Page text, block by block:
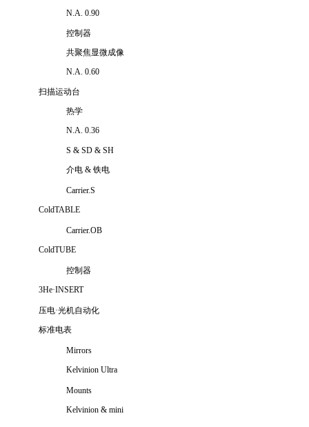
N.A. 0.90
控制器
共聚焦显微成像
N.A. 0.60
扫描运动台
热学
N.A. 0.36
S & SD & SH
介电 & 铁电
Carrier.S
ColdTABLE
Carrier.OB
ColdTUBE
控制器
3He·INSERT
压电·光机自动化
标准电表
Mirrors
Kelvinion Ultra
Mounts
Kelvinion & mini